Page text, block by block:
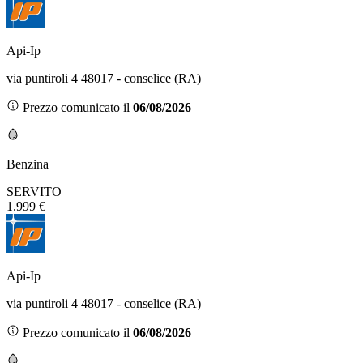
Api-Ip
via puntiroli 4 48017 - conselice (RA)
Prezzo comunicato il 06/08/2026
Benzina
SERVITO
1.999 €
Api-Ip
via puntiroli 4 48017 - conselice (RA)
Prezzo comunicato il 06/08/2026